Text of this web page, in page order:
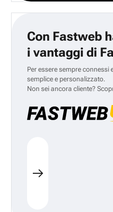
Con Fastweb
i vantaggi di
Per essere sempre connessi
semplice e personalizzato.
Non sei ancora cliente?